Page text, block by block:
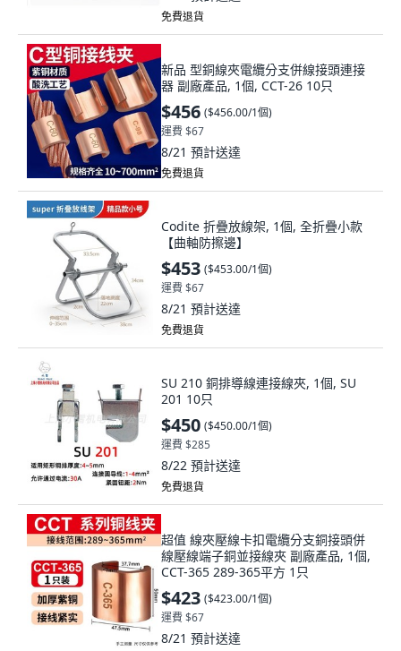
免費退貨
新品 型銅線夾電纜分支併線接頭連接
器 副廠產品, 1個, CCT-26 10只
$456 ($456.00/1個)
運費 $67
8/21 預計送達
免費退貨
Codite 折疊放線架, 1個, 全折疊小款
【曲軸防擦邊】
$453 ($453.00/1個)
運費 $67
8/21 預計送達
免費退貨
SU 210 銅排導線連接線夾, 1個, SU
201 10只
$450 ($450.00/1個)
運費 $285
8/22 預計送達
免費退貨
超值 線夾壓線卡扣電纜分支銅接頭併
線壓線端子銅並接線夾 副廠產品, 1個,
CCT-365 289-365平方 1只
$423 ($423.00/1個)
運費 $67
8/21 預計送達